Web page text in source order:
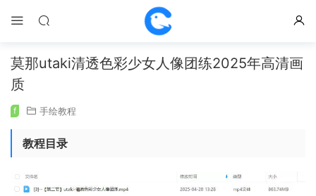
莫那utaki清透色彩少女人像团练2025年高清画
质
f 手绘教程
教程目录